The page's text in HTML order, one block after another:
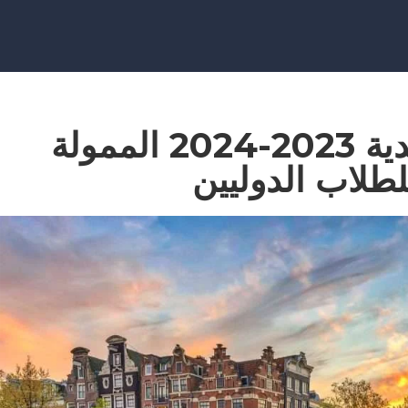
منح الحكومة الهولندية 2023-2024 الممولة
الدوليين